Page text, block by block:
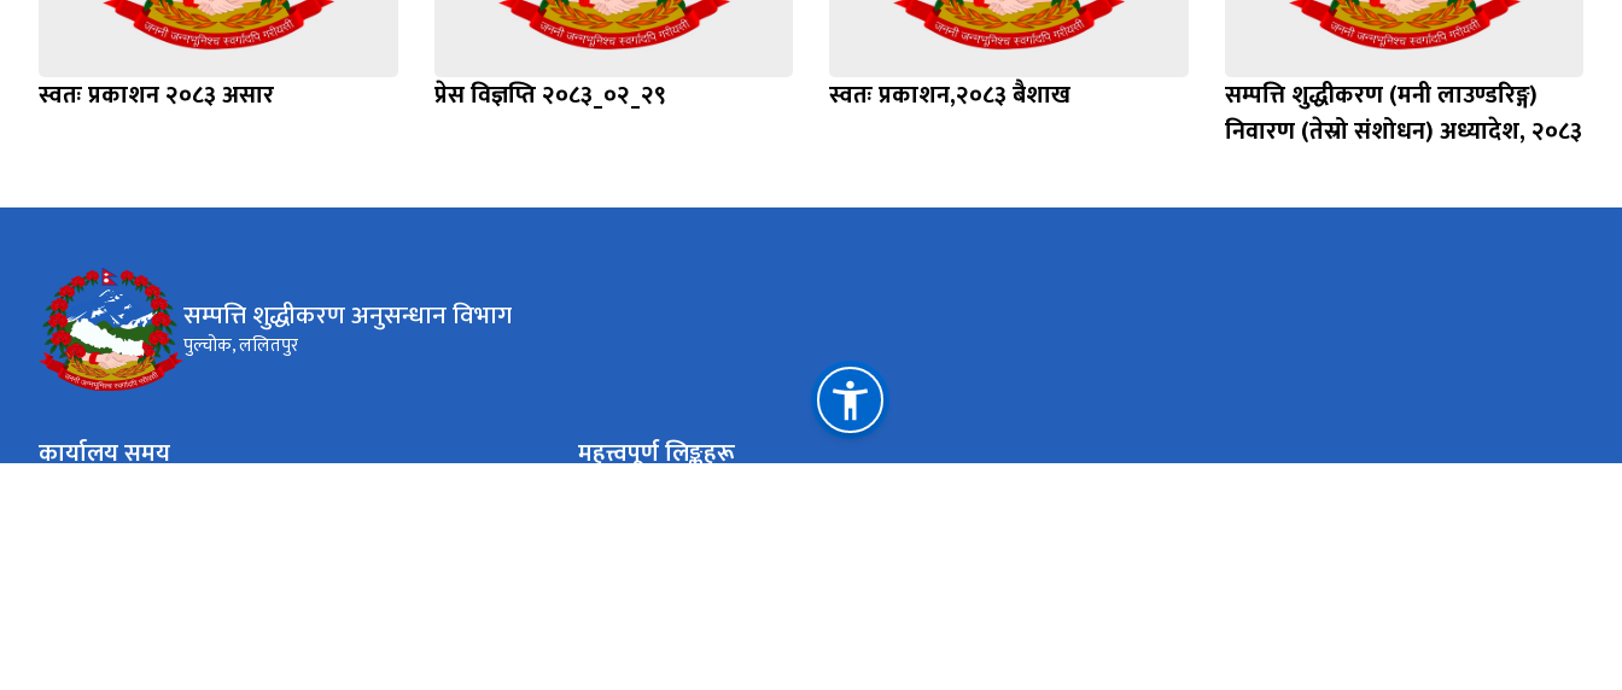
स्वतः प्रकाशन २०८३ असार प्रेस विज्ञप्ति २०८३_०२_२९ स्वतः प्रकाशन,२०८३ बैशाख
सम्पत्ति शुद्धीकरण (मनी लाउण्डरिङ्ग)
निवारण (तेस्रो संशोधन) अध्यादेश, २०८३
सम्पत्ति शुद्धीकरण अनुसन्धान विभाग
पुल्चोक, ललितपुर
कार्यालय समय महत्त्वपूर्ण लिङ्कहरू